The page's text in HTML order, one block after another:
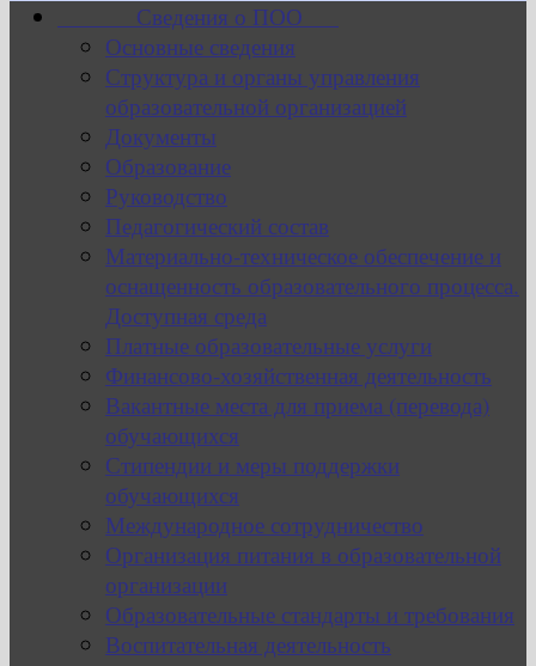
Сведения о ПОО
Основные сведения
Структура и органы управления
образовательной организацией
Документы
Образование
Руководство
Педагогический состав
Материально-техническое обеспечение и
оснащенность образовательного процесса.
Доступная среда
Платные образовательные услуги
Финансово-хозяйственная деятельность
Вакантные места для приема (перевода)
обучающихся
Стипендии и меры поддержки
обучающихся
Международное сотрудничество
Организация питания в образовательной
организации
Образовательные стандарты и требования
Воспитательная деятельность